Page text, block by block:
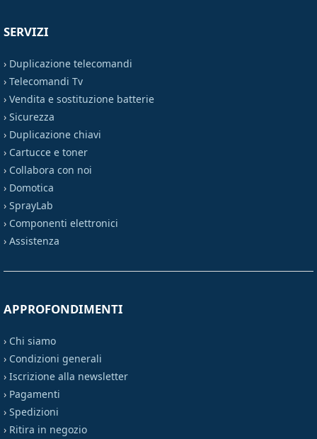
SERVIZI
› Duplicazione telecomandi
› Telecomandi Tv
› Vendita e sostituzione batterie
› Sicurezza
› Duplicazione chiavi
› Cartucce e toner
› Collabora con noi
› Domotica
› SprayLab
› Componenti elettronici
› Assistenza
APPROFONDIMENTI
› Chi siamo
› Condizioni generali
› Iscrizione alla newsletter
› Pagamenti
› Spedizioni
› Ritira in negozio